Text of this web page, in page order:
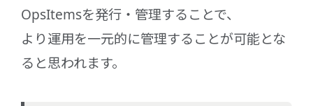
OpsItemsを発行・管理することで、
より運用を一元的に管理することが可能とな
ると思われます。